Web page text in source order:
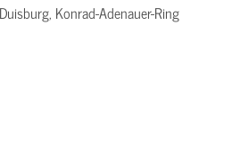
Konrad-Adenauer-Ring